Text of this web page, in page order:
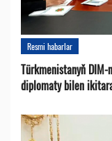
Resmi habarlar
Türkmenistanyň DIM-
diplomaty bilen